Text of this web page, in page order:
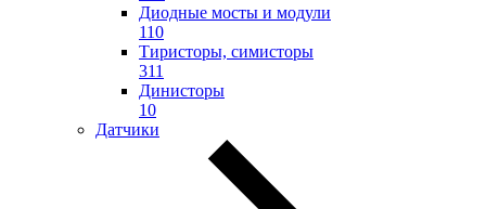
Диодные мосты и модули
110
Тиристоры, симисторы
311
Динисторы
10
Датчики